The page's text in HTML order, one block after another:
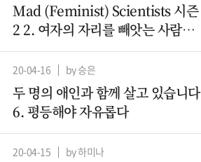
Mad (Feminist) Scientists 시즌
2 2. 여자의 자리를 빼앗는 사람들 -
산파
20-04-16 by 승은
두 명의 애인과 함께 살고 있습니다
6. 평등해야 자유롭다
20-04-15 by 하미나